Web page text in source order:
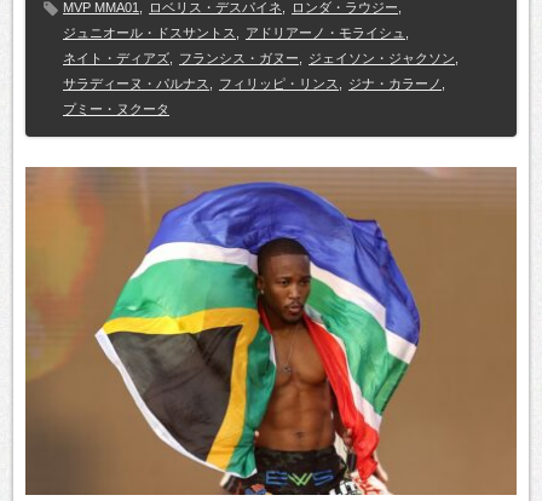
MVP MMA01
ロベリス・デスパイネ ロンダ・ラウジー
ジュニオール・ドスサントス
アドリアーノ・モライシュ
ネイト・ディアズ
フランシス・ガヌー ジェイソン・ジャクソン
サラディーヌ・パルナス
フィリッピ・リンス ジナ・カラーノ
プミー・ヌクータ